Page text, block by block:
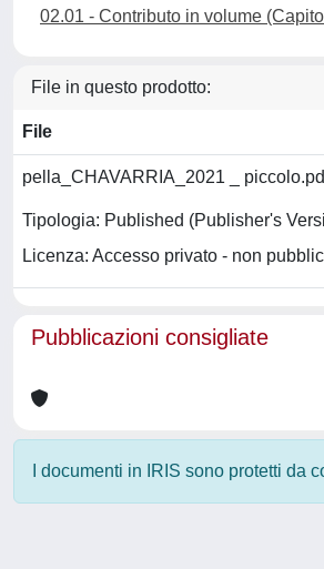
02.01 - Contributo in volume
File in questo prodotto:
File
pella_CHAVARRIA_2021 _
Tipologia: Published (Publisher's
Licenza: Accesso privato - non
Pubblicazioni consigliate
I documenti in IRIS sono protetti da